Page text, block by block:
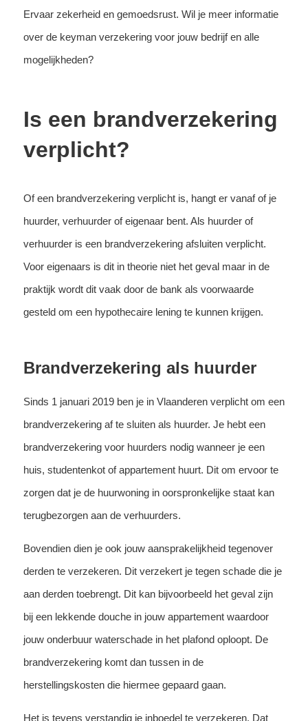
Ervaar zekerheid en gemoedsrust. Wil je meer informatie
over de keyman verzekering voor jouw bedrijf en alle
mogelijkheden?
Is een brandverzekering
verplicht?
Of een brandverzekering verplicht is, hangt er vanaf of je
huurder, verhuurder of eigenaar bent. Als huurder of
verhuurder is een brandverzekering afsluiten verplicht.
Voor eigenaars is dit in theorie niet het geval maar in de
praktijk wordt dit vaak door de bank als voorwaarde
gesteld om een hypothecaire lening te kunnen krijgen.
Brandverzekering als huurder
Sinds 1 januari 2019 ben je in Vlaanderen verplicht om een
brandverzekering af te sluiten als huurder. Je hebt een
brandverzekering voor huurders nodig wanneer je een
huis, studentenkot of appartement huurt. Dit om ervoor te
zorgen dat je de huurwoning in oorspronkelijke staat kan
terugbezorgen aan de verhuurders.
Bovendien dien je ook jouw aansprakelijkheid tegenover
derden te verzekeren. Dit verzekert je tegen schade die je
aan derden toebrengt. Dit kan bijvoorbeeld het geval zijn
bij een lekkende douche in jouw appartement waardoor
jouw onderbuur waterschade in het plafond oploopt. De
brandverzekering komt dan tussen in de
herstellingskosten die hiermee gepaard gaan.
Het is tevens verstandig je inboedel te verzekeren. Dat